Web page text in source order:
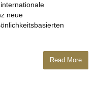
neue
Read More